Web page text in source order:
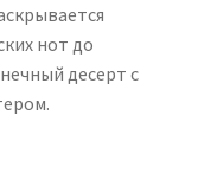
нот до
десерт с